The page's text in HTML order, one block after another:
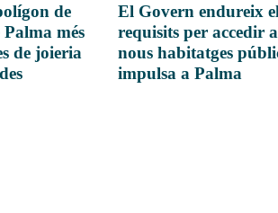
de
més
de joieria
El Govern endureix
requisits per accedir
nous habitatges
impulsa a Palma